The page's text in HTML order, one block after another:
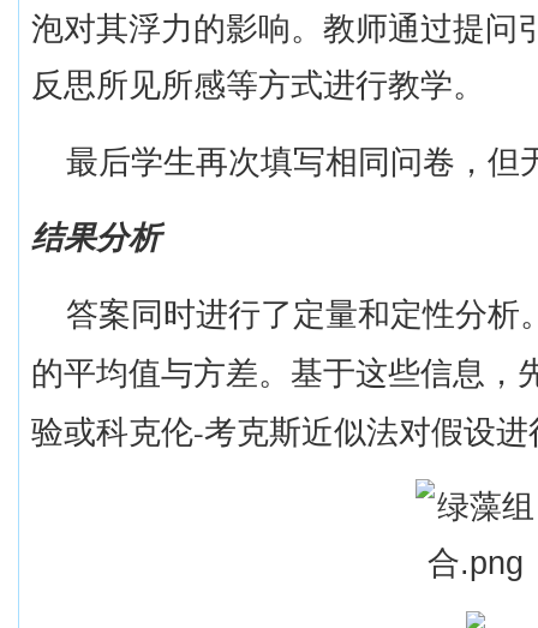
泡对其浮力的影响。教师通过提问
反思所见所感等方式进行教学。
最后学生再次填写相同问卷，但
结果分析
答案同时进行了定量和定性分析
的平均值与方差。基于这些信息，
验或科克伦-考克斯近似法对假设进